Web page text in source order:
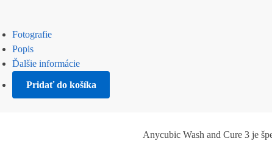
Fotografie
Popis
Ďalšie informácie
Pridať do košíka
Anycubic Wash and Cure 3 je